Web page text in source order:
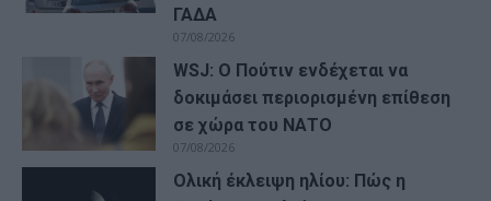
ΓΑΔΑ
07/08/2026
WSJ: Ο Πούτιν ενδέχεται να
δοκιμάσει περιορισμένη επίθεση
σε χώρα του ΝΑΤΟ
07/08/2026
Ολική έκλειψη ηλίου: Πώς η